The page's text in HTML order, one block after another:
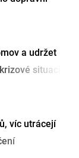
a udržet
situaci
víc utrácejí